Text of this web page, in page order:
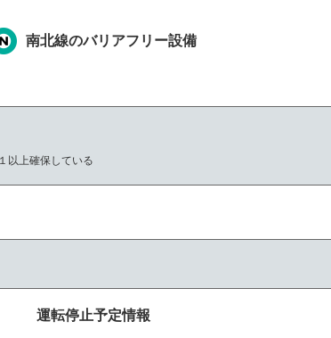
南北線のバリアフリー設備
以上確保している
運転停止予定情報